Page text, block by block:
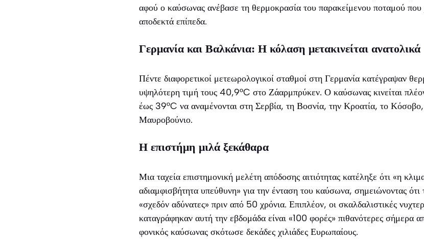
αφού ο καύσωνας ανέβασε τη θερμοκρασία του παρακείμενου ποταμού που
αποδεκτά επίπεδα.
Γερμανία και Βαλκάνια: Η κόλαση μετακινείται ανατολικά
Πέντε διαφορετικοί μετεωρολογικοί σταθμοί στη Γερμανία κατέγραψαν
υψηλότερη τιμή τους 40,9°C στο Ζάαρμπρύκεν. Ο καύσωνας κινείται
έως 39°C να αναμένονται στη Σερβία, τη Βοσνία, την Κροατία, το
Μαυροβούνιο.
Η επιστήμη μιλά ξεκάθαρα
Μια ταχεία επιστημονική μελέτη απόδοσης αιτιότητας κατέληξε ότι «η
αδιαμφισβήτητα υπεύθυνη» για την ένταση του καύσωνα, σημειώνοντας ότι
«σχεδόν αδύνατες» πριν από 50 χρόνια. Επιπλέον, οι σκαλδαλιστικές
καταγράφηκαν αυτή την εβδομάδα είναι «100 φορές» πιθανότερες σήμερα
φονικός καύσωνας σκότωσε δεκάδες χιλιάδες Ευρωπαίους.